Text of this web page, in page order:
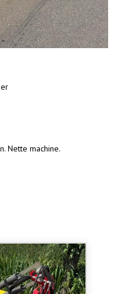
Nette machine.